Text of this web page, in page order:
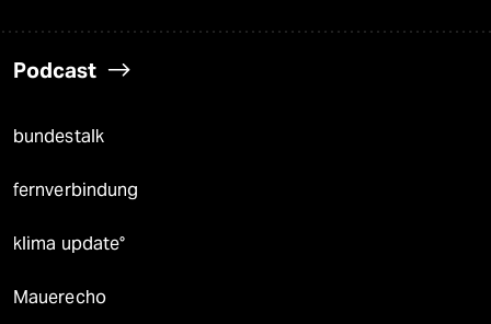
Podcast
bundestalk
fernverbindung
klima update°
Mauerecho